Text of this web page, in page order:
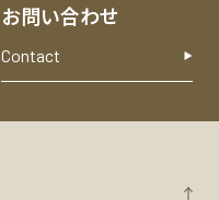
お問い合わせ
Contact